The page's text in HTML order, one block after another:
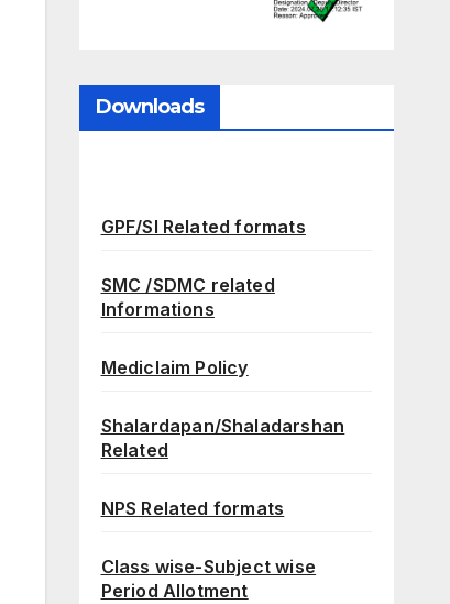
Downloads
GPF/SI Related formats
SMC /SDMC related
Informations
Mediclaim Policy
Shalardapan/Shaladarshan
Related
NPS Related formats
Class wise-Subject wise
Period Allotment